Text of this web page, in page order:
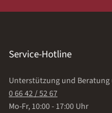
Service-Hotline
Unterstützung und
0 66 42 / 52 67
Mo-Fr, 10:00 - 17:00 Uhr